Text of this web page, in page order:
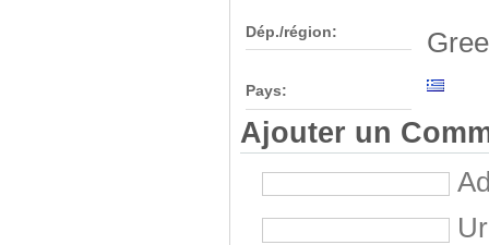
Dép./région:
Pays:
Ajouter un